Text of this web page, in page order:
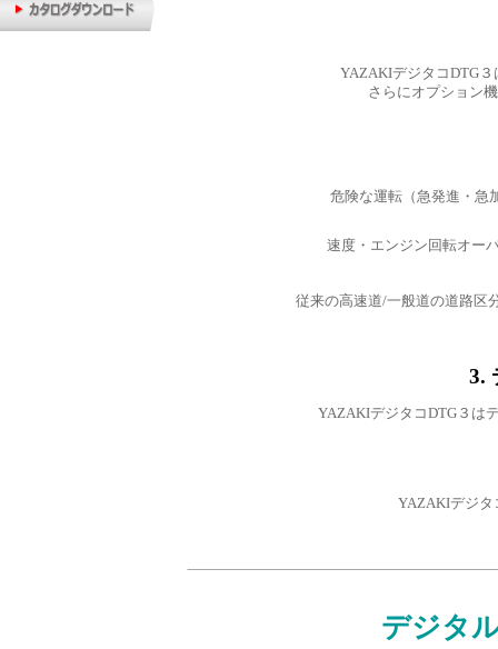
YAZAKIデジタコDTG
さらにオプション
デジタ
危険な運転（急発進・急
速度・エンジン回転オー
従来の高速道/一般道の道路区
3.
YAZAKIデジタコDTG３は
YAZAKIデジタ